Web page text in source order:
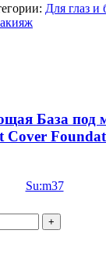
Для глаз и
База под
Cover
Su:m37